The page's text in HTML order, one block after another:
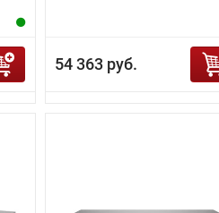
54 363 руб.